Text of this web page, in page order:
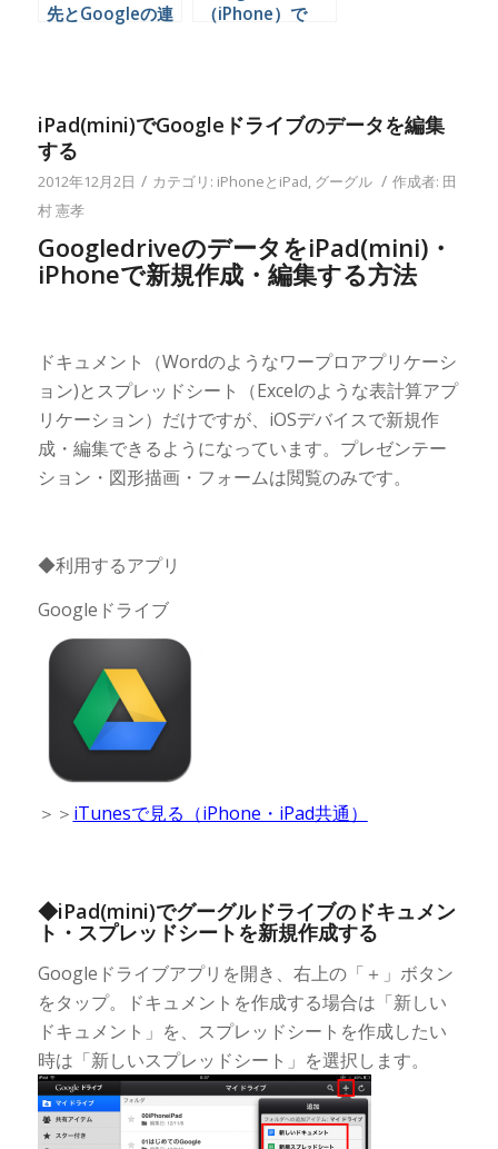
先とGoogleの連
（iPhone）で
iPad(mini)でGoogleドライブのデータを編集
する
2012年12月2日 / カテゴリ: iPhoneとiPad, グーグル / 作成者: 田
村 憲孝
GoogledriveのデータをiPad(mini)・
iPhoneで新規作成・編集する方法
ドキュメント（Wordのようなワープロアプリケーシ
ョン)とスプレッドシート（Excelのような表計算アプ
リケーション）だけですが、iOSデバイスで新規作
成・編集できるようになっています。プレゼンテー
ション・図形描画・フォームは閲覧のみです。
◆利用するアプリ
Googleドライブ
＞＞ iTunesで見る（iPhone・iPad共通）
◆iPad(mini)でグーグルドライブのドキュメン
ト・スプレッドシートを新規作成する
Googleドライブアプリを開き、右上の「＋」ボタン
をタップ。ドキュメントを作成する場合は「新しい
ドキュメント」を、スプレッドシートを作成したい
時は「新しいスプレッドシート」を選択します。